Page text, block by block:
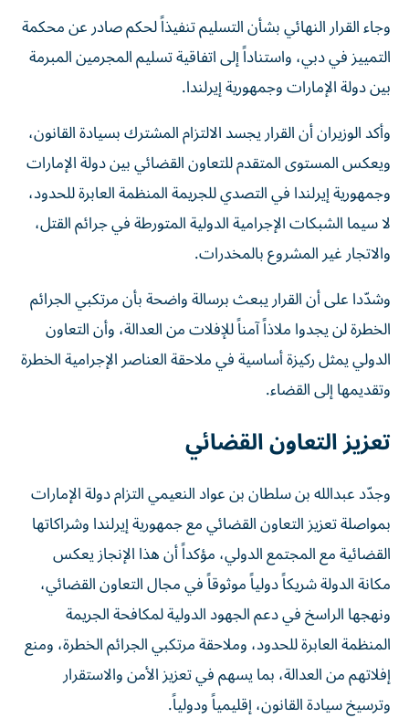
وجاء القرار النهائي بشأن التسليم تنفيذاً لحكم صادر عن محكمة
التمييز في دبي، واستناداً إلى اتفاقية تسليم المجرمين المبرمة
بين دولة الإمارات وجمهورية إيرلندا.
وأكد الوزيران أن القرار يجسد الالتزام المشترك بسيادة القانون،
ويعكس المستوى المتقدم للتعاون القضائي بين دولة الإمارات
وجمهورية إيرلندا في التصدي للجريمة المنظمة العابرة للحدود،
لا سيما الشبكات الإجرامية الدولية المتورطة في جرائم القتل،
والاتجار غير المشروع بالمخدرات.
وشدّدا على أن القرار يبعث برسالة واضحة بأن مرتكبي الجرائم
الخطرة لن يجدوا ملاذاً آمناً للإفلات من العدالة، وأن التعاون
الدولي يمثل ركيزة أساسية في ملاحقة العناصر الإجرامية الخطرة
وتقديمها إلى القضاء.
تعزيز التعاون القضائي
وجدّد عبدالله بن سلطان بن عواد النعيمي التزام دولة الإمارات
بمواصلة تعزيز التعاون القضائي مع جمهورية إيرلندا وشراكاتها
القضائية مع المجتمع الدولي، مؤكداً أن هذا الإنجاز يعكس
مكانة الدولة شريكاً دولياً موثوقاً في مجال التعاون القضائي،
ونهجها الراسخ في دعم الجهود الدولية لمكافحة الجريمة
المنظمة العابرة للحدود، وملاحقة مرتكبي الجرائم الخطرة، ومنع
إفلاتهم من العدالة، بما يسهم في تعزيز الأمن والاستقرار
وترسيخ سيادة القانون، إقليمياً ودولياً.